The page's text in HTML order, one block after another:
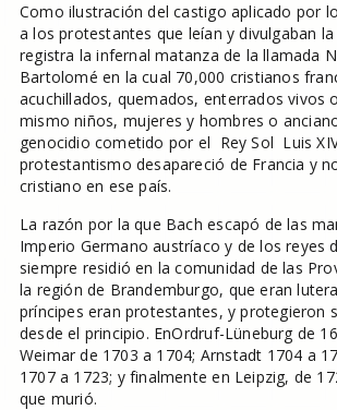
Como ilustración del castigo aplicado por
a los protestantes que leían y divulgaban
registra la infernal matanza de la llamada
Bartolomé en la cual 70,000 cristianos
acuchillados, quemados, enterrados vivos
mismo niños, mujeres y hombres o
genocidio cometido por el Rey Sol Luis
protestantismo desapareció de Francia y
cristiano en ese país.
La razón por la que Bach escapó de las
Imperio Germano austríaco y de los reyes
siempre residió en la comunidad de las
la región de Brandemburgo, que eran
príncipes eran protestantes, y protegieron
desde el principio. EnOrdruf-Lüneburg de
Weimar de 1703 a 1704; Arnstadt 1704 a
1707 a 1723; y finalmente en Leipzig, de
que murió.